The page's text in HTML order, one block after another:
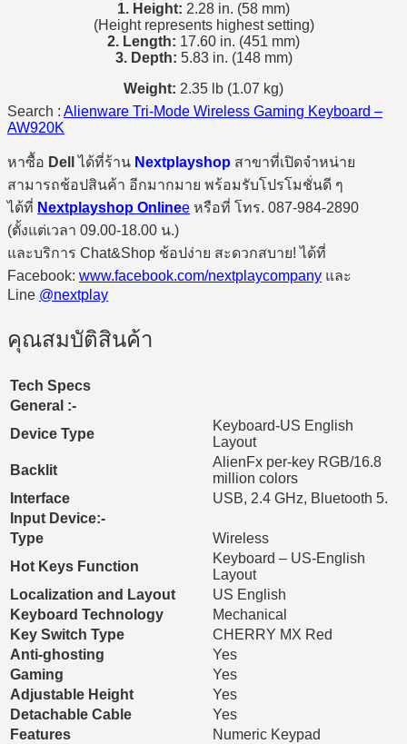
1. Height: 2.28 in. (58 mm)
(Height represents highest setting)
2. Length: 17.60 in. (451 mm)
3. Depth: 5.83 in. (148 mm)
Weight: 2.35 lb (1.07 kg)
Search : Alienware Tri-Mode Wireless Gaming Keyboard –
AW920K
หาซื้อ Dell ได้ที่ร้าน Nextplayshop สาขาที่เปิดจำหน่าย
สามารถช้อปสินค้า อีกมากมาย พร้อมรับโปรโมชั่นดี ๆ
ได้ที่ Nextplayshop Onlinee หรือที่ โทร. 087-984-2890
(ตั้งแต่เวลา 09.00-18.00 น.)
และบริการ Chat&Shop ช้อปง่าย สะดวกสบาย! ได้ที่
Facebook: www.facebook.com/nextplaycompany และ
Line @nextplay
คุณสมบัติสินค้า
Tech Specs
General :-
Device Type
Keyboard-US English
Layout
Backlit
AlienFx per-key RGB/16.8
million colors
Interface
USB, 2.4 GHz, Bluetooth 5.
Input Device:-
Type
Wireless
Hot Keys Function
Keyboard – US-English
Layout
Localization and Layout
US English
Keyboard Technology
Mechanical
Key Switch Type
CHERRY MX Red
Anti-ghosting
Yes
Gaming
Yes
Adjustable Height
Yes
Detachable Cable
Yes
Features
Numeric Keypad